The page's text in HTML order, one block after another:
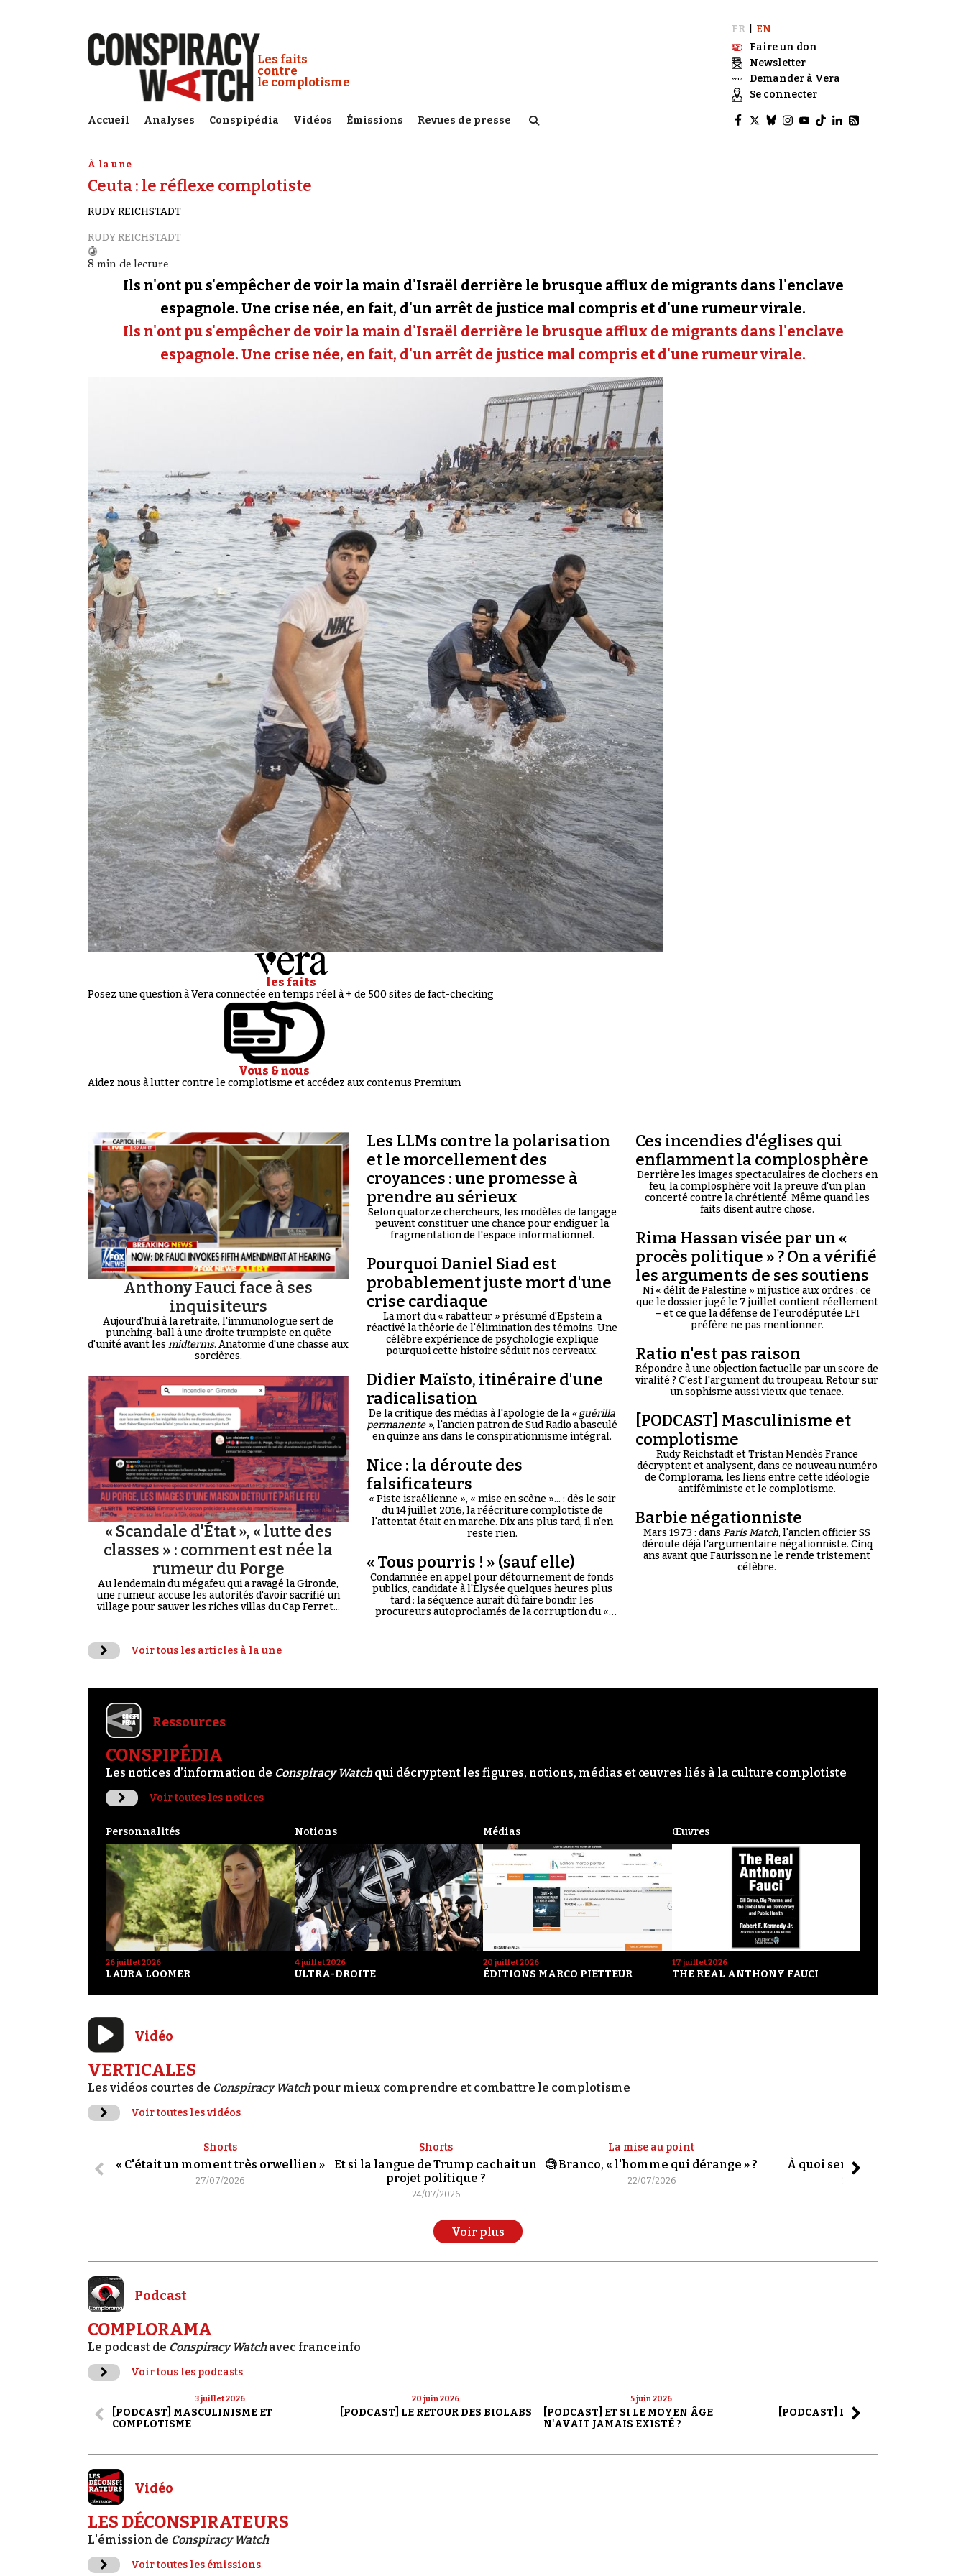
Conspiracy Watch :
Les faits
contre
le complotisme
Accueil Analyses Conspipédia Vidéos Émissions Revues de presse
FR
EN
Faire un don
Newsletter
Demander à Vera
Se connecter
À la une
Ceuta : le réflexe complotiste
RUDY REICHSTADT
RUDY REICHSTADT
8 min de lecture
Ils n'ont pu s'empêcher de voir la main d'Israël derrière le brusque afflux de migrants dans l'enclave
espagnole. Une crise née, en fait, d'un arrêt de justice mal compris et d'une rumeur virale.
Ils n'ont pu s'empêcher de voir la main d'Israël derrière le brusque afflux de migrants dans l'enclave
espagnole. Une crise née, en fait, d'un arrêt de justice mal compris et d'une rumeur virale.
les faits
Posez une question à Vera connectée en temps réel à + de 500 sites de fact-checking
Vous & nous
Aidez nous à lutter contre le complotisme et accédez aux contenus Premium
Anthony Fauci face à ses
inquisiteurs
Aujourd'hui à la retraite, l'immunologue sert de
punching-ball à une droite trumpiste en quête
d'unité avant les midterms. Anatomie d'une chasse aux
sorcières.
« Scandale d'État », « lutte des
classes » : comment est née la
rumeur du Porge
Au lendemain du mégafeu qui a ravagé la Gironde,
une rumeur accuse les autorités d'avoir sacrifié un
village pour sauver les riches villas du Cap Ferret...
Les LLMs contre la polarisation
et le morcellement des
croyances : une promesse à
prendre au sérieux
Selon quatorze chercheurs, les modèles de langage
peuvent constituer une chance pour endiguer la
fragmentation de l'espace informationnel.
Pourquoi Daniel Siad est
probablement juste mort d'une
crise cardiaque
La mort du « rabatteur » présumé d'Epstein a
réactivé la théorie de l'élimination des témoins. Une
célèbre expérience de psychologie explique
pourquoi cette histoire séduit nos cerveaux.
Didier Maïsto, itinéraire d'une
radicalisation
De la critique des médias à l'apologie de la« guérilla
permanente », l'ancien patron de Sud Radio a basculé
en quinze ans dans le conspirationnisme intégral.
Nice : la déroute des
falsificateurs
« Piste israélienne », « mise en scène »... : dès le soir
du 14 juillet 2016, la réécriture complotiste de
l'attentat était en marche. Dix ans plus tard, il n'en
reste rien.
« Tous pourris ! » (sauf elle)
Condamnée en appel pour détournement de fonds
publics, candidate à l'Élysée quelques heures plus
tard : la séquence aurait dû faire bondir les
procureurs autoproclamés de la corruption du «
Ces incendies d'églises qui
enflamment la complosphère
Derrière les images spectaculaires de clochers en
feu, la complosphère voit la preuve d'un plan
concerté contre la chrétienté. Même quand les
faits disent autre chose.
Rima Hassan visée par un «
procès politique » ? On a vérifié
les arguments de ses soutiens
Ni « délit de Palestine » ni justice aux ordres : ce
que le dossier jugé le 7 juillet contient réellement
– et ce que la défense de l'eurodéputée LFI
préfère ne pas mentionner.
Ratio n'est pas raison
Répondre à une objection factuelle par un score de
viralité ? C'est l'argument du troupeau. Retour sur
un sophisme aussi vieux que tenace.
[PODCAST] Masculinisme et
complotisme
Rudy Reichstadt et Tristan Mendès France
décryptent et analysent, dans ce nouveau numéro
de Complorama, les liens entre cette idéologie
antiféministe et le complotisme.
Barbie négationniste
Mars 1973 : dans Paris Match, l'ancien officier SS
déroule déjà l'argumentaire négationniste. Cinq
ans avant que Faurisson ne le rende tristement
célèbre.
Voir tous les articles à la une
Ressources
CONSPIPÉDIA
Les notices d’information de Conspiracy Watchqui décryptent les figures, notions, médias et œuvres liés à la culture complotiste
Voir toutes les notices
Personnalités
26 juillet 2026
LAURA LOOMER
Notions
4 juillet 2026
ULTRA-DROITE
Médias
20 juillet 2026
ÉDITIONS MARCO PIETTEUR
Œuvres
17 juillet 2026
THE REAL ANTHONY FAUCI
Vidéo
VERTICALES
Les vidéos courtes de Conspiracy Watchpour mieux comprendre et combattre le complotisme
Voir toutes les vidéos
Shorts
« C'était un moment très orwellien »
27/07/2026
Shorts
Et si la langue de Trump cachait un
projet politique ?
24/07/2026
La mise au point
🧐 Branco, « l'homme qui dérange » ?
22/07/2026
À quoi servent les slogans ?
Voir plus
Podcast
COMPLORAMA
Le podcast de Conspiracy Watchavec franceinfo
Voir tous les podcasts
3 juillet 2026
[PODCAST] MASCULINISME ET
COMPLOTISME
20 juin 2026
[PODCAST] LE RETOUR DES BIOLABS
5 juin 2026
[PODCAST] ET SI LE MOYEN ÂGE
N'AVAIT JAMAIS EXISTÉ ?
[PODCAST] LA SAGA ALEX JONES
Vidéo
LES DÉCONSPIRATEURS
L'émission de Conspiracy Watch
Voir toutes les émissions